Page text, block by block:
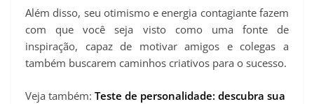
Além disso, seu otimismo e energia contagiante fazem
com que você seja visto como uma fonte de
inspiração, capaz de motivar amigos e colegas a
também buscarem caminhos criativos para o sucesso.
Veja também: Teste de personalidade: descubra sua